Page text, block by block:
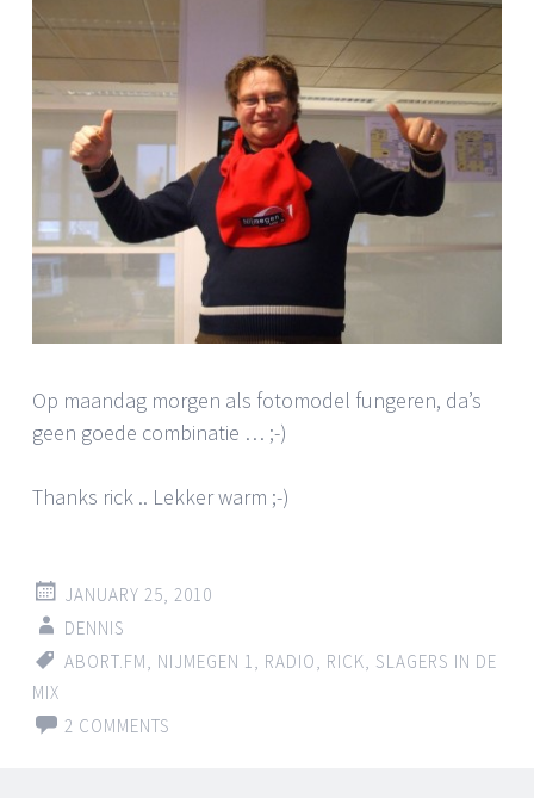
Op maandag morgen als fotomodel fungeren, da’s
geen goede combinatie … ;-)
Thanks rick .. Lekker warm ;-)
JANUARY 25, 2010
DENNIS
ABORT.FM, NIJMEGEN 1, RADIO, RICK, SLAGERS IN DE
MIX
2 COMMENTS